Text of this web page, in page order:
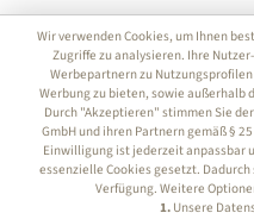
Wir verwenden Cookies, um Ihnen
Zugriffe zu analysieren. Ihre
Werbepartnern zu
Werbung zu bieten, sowie außerhalb
Durch "Akzeptieren" stimmen Sie
GmbH und ihren Partnern gemäß § 25
Einwilligung ist jederzeit anpassbar
essenzielle Cookies gesetzt.
Verfügung. Weitere
1.Unsere